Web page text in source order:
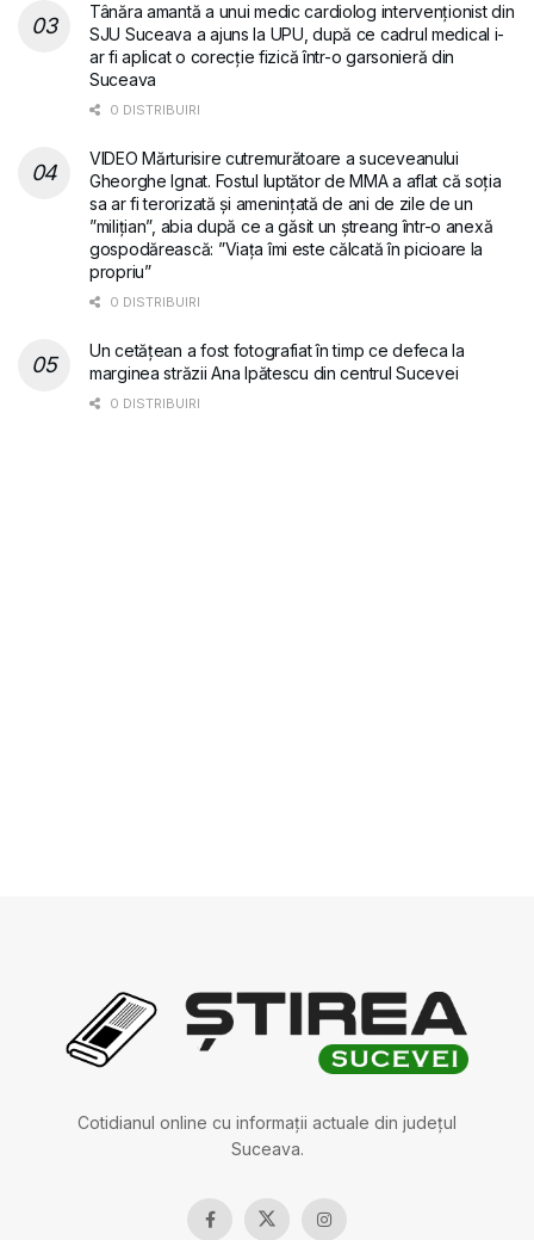
Tânăra amantă a unui medic cardiolog intervenționist din
SJU Suceava a ajuns la UPU, după ce cadrul medical i-
ar fi aplicat o corecție fizică într-o garsonieră din
Suceava
0 DISTRIBUIRI
VIDEO Mărturisire cutremurătoare a suceveanului
Gheorghe Ignat. Fostul luptător de MMA a aflat că soția
sa ar fi terorizată și amenințată de ani de zile de un
”milițian”, abia după ce a găsit un ștreang într-o anexă
gospodărească: ”Viața îmi este călcată în picioare la
propriu”
0 DISTRIBUIRI
Un cetățean a fost fotografiat în timp ce defeca la
marginea străzii Ana Ipătescu din centrul Sucevei
0 DISTRIBUIRI
Cotidianul online cu informații actuale din județul
Suceava.